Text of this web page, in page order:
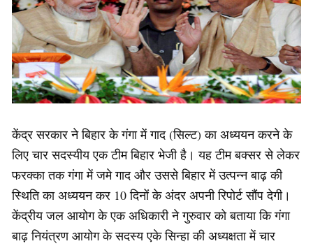
केंद्र सरकार ने बिहार के गंगा में गाद (सिल्ट) का अध्ययन करने के
लिए चार सदस्यीय एक टीम बिहार भेजी है। यह टीम बक्सर से लेकर
फरक्का तक गंगा में जमे गाद और उससे बिहार में उत्पन्न बाढ़ की
स्थिति का अध्ययन कर 10 दिनों के अंदर अपनी रिपोर्ट सौंप देगी।
केंद्रीय जल आयोग के एक अधिकारी ने गुरुवार को बताया कि गंगा
बाढ़ नियंत्रण आयोग के सदस्य एके सिन्हा की अध्यक्षता में चार